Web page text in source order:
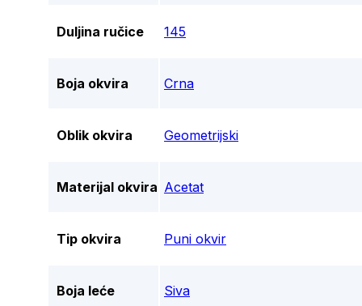
Duljina ručice 145
Boja okvira Crna
Oblik okvira Geometrijski
Materijal okvira Acetat
Tip okvira Puni okvir
Boja leće Siva